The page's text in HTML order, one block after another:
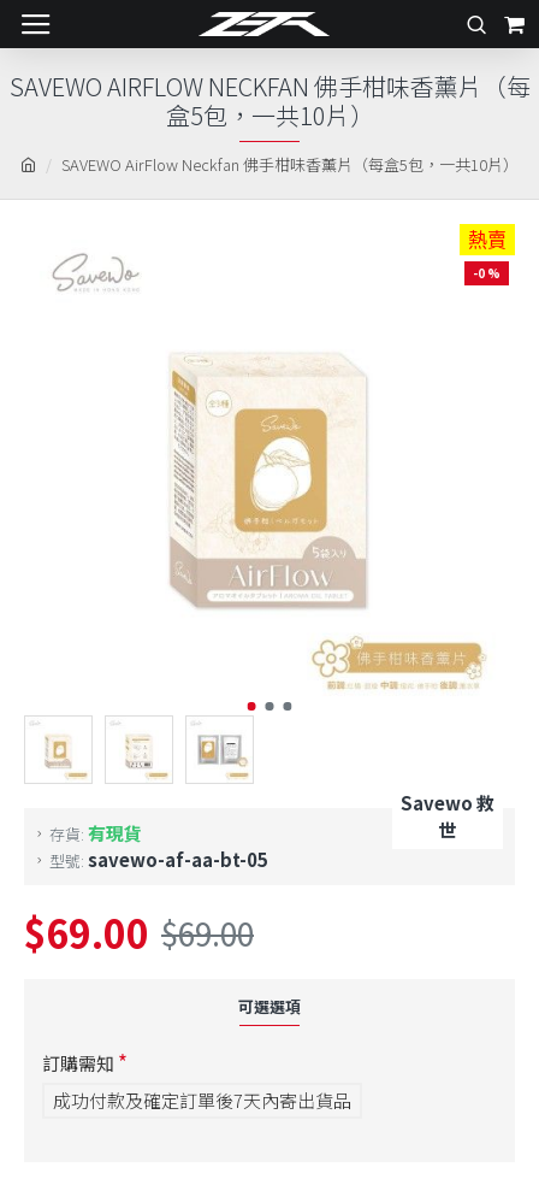
SAVEWO AirFlow Neckfan 佛手柑味香薰片（每盒5包，一共10片）
SAVEWO AIRFLOW NECKFAN 佛手柑味香薰片（每
盒5包，一共10片）
熱賣
-0 %
存貨: 有現貨
型號: savewo-af-aa-bt-05
Savewo 救
世
$69.00 $69.00
可選選項
訂購需知
成功付款及確定訂單後7天內寄出貨品